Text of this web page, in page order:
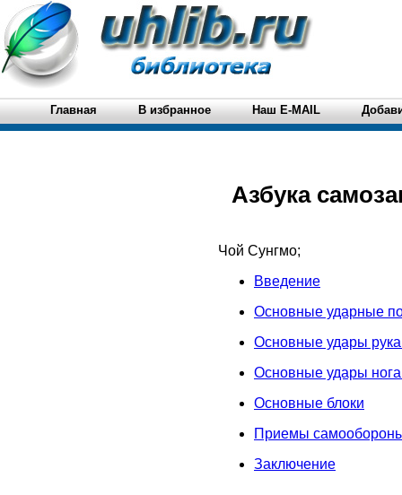
Главная В избранное Наш E-MAIL
Азбука
Чой Сунгмо;
Введение
Основные ударные
Основные удары
Основные удары
Основные блоки
Приемы
Заключение